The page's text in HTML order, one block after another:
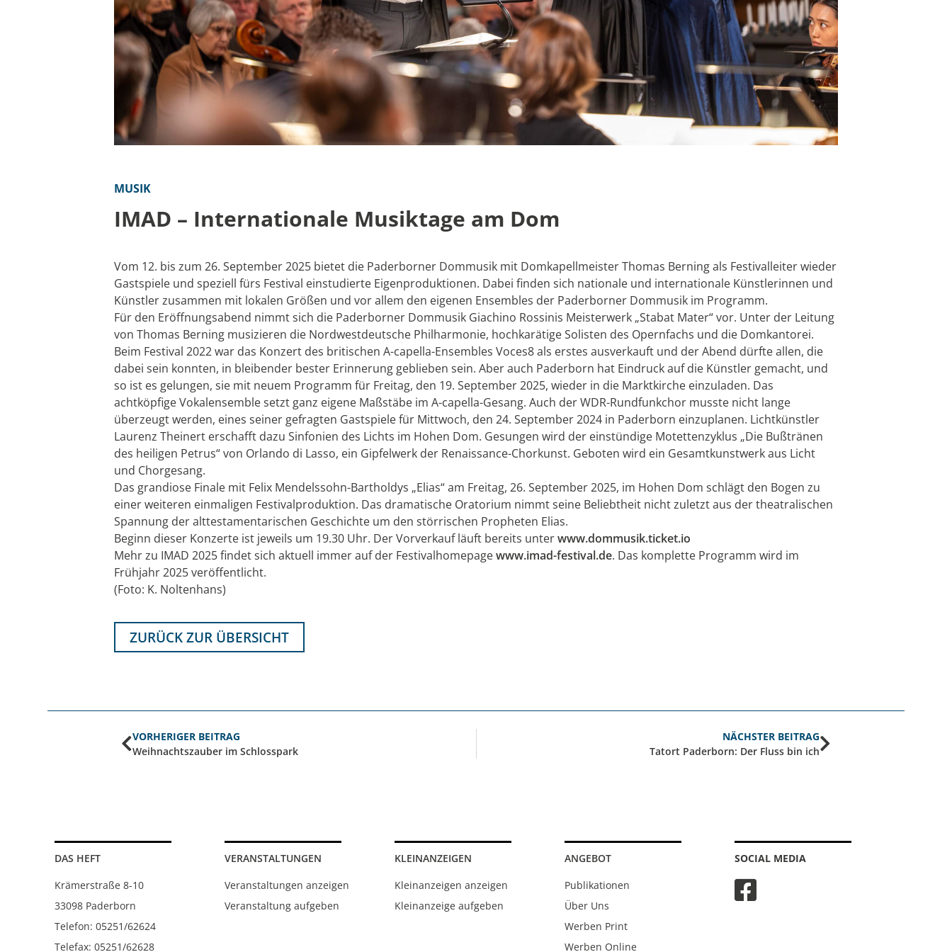
MUSIK
IMAD – Internationale Musiktage am Dom
Vom 12. bis zum 26. September 2025 bietet die Paderborner Dommusik mit Domkapellmeister Thomas Berning als Festivalleiter wieder
Gastspiele und speziell fürs Festival einstudierte Eigenproduktionen. Dabei finden sich nationale und internationale Künstlerinnen und
Künstler zusammen mit lokalen Größen und vor allem den eigenen Ensembles der Paderborner Dommusik im Programm.
Für den Eröffnungsabend nimmt sich die Paderborner Dommusik Giachino Rossinis Meisterwerk „Stabat Mater“ vor. Unter der Leitung
von Thomas Berning musizieren die Nordwestdeutsche Philharmonie, hochkarätige Solisten des Opernfachs und die Domkantorei.
Beim Festival 2022 war das Konzert des britischen A-capella-Ensembles Voces8 als erstes ausverkauft und der Abend dürfte allen, die
dabei sein konnten, in bleibender bester Erinnerung geblieben sein. Aber auch Paderborn hat Eindruck auf die Künstler gemacht, und
so ist es gelungen, sie mit neuem Programm für Freitag, den 19. September 2025, wieder in die Marktkirche einzuladen. Das
achtköpfige Vokalensemble setzt ganz eigene Maßstäbe im A-capella-Gesang. Auch der WDR-Rundfunkchor musste nicht lange
überzeugt werden, eines seiner gefragten Gastspiele für Mittwoch, den 24. September 2024 in Paderborn einzuplanen. Lichtkünstler
Laurenz Theinert erschafft dazu Sinfonien des Lichts im Hohen Dom. Gesungen wird der einstündige Motettenzyklus „Die Bußtränen
des heiligen Petrus“ von Orlando di Lasso, ein Gipfelwerk der Renaissance-Chorkunst. Geboten wird ein Gesamtkunstwerk aus Licht
und Chorgesang.
Das grandiose Finale mit Felix Mendelssohn-Bartholdys „Elias“ am Freitag, 26. September 2025, im Hohen Dom schlägt den Bogen zu
einer weiteren einmaligen Festivalproduktion. Das dramatische Oratorium nimmt seine Beliebtheit nicht zuletzt aus der theatralischen
Spannung der alttestamentarischen Geschichte um den störrischen Propheten Elias.
Beginn dieser Konzerte ist jeweils um 19.30 Uhr. Der Vorverkauf läuft bereits unterwww.dommusik.ticket.io
Mehr zu IMAD 2025 findet sich aktuell immer auf der Festivalhomepagewww.imad-festival.de. Das komplette Programm wird im
Frühjahr 2025 veröffentlicht.
(Foto: K. Noltenhans)
ZURÜCK ZUR ÜBERSICHT
VORHERIGER BEITRAG
Weihnachtszauber im Schlosspark
NÄCHSTER BEITRAG
Tatort Paderborn: Der Fluss bin ich
DAS HEFT
Krämerstraße 8-10
33098 Paderborn
Telefon: 05251/62624
Telefax: 05251/62628
VERANSTALTUNGEN
Veranstaltungen anzeigen
Veranstaltung aufgeben
KLEINANZEIGEN
Kleinanzeigen anzeigen
Kleinanzeige aufgeben
ANGEBOT
Publikationen
Über Uns
Werben Print
Werben Online
SOCIAL MEDIA